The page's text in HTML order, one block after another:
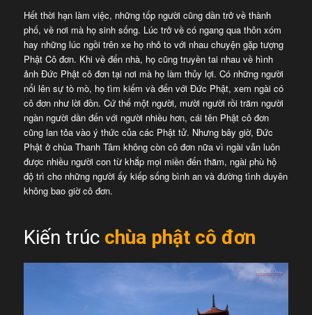
Hết thời hạn làm việc, những tốp người cũng dần trở về thành
phố, về nơi mà họ sinh sống. Lúc trở về có ngang qua thôn xóm
hay những lúc ngồi trên xe họ nhỏ to với nhau chuyện gặp tượng
Phật Cô đơn. Khi về đến nhà, họ cũng truyền tai nhau về hình
ảnh Đức Phật cô đơn tại nơi mà họ làm thủy lợi. Có những người
nổi lên sự tò mò, họ tìm kiếm và đến với Đức Phật, xem ngài có
cô đơn như lời đồn. Cứ thế một người, mười người rồi trăm người
ngàn người dần đến với người nhiều hơn, cái tên Phật cô đơn
cũng lan tỏa vào ý thức của các Phật tử. Nhưng bây giờ, Đức
Phật ở chùa Thanh Tâm không còn cô đơn nữa vì ngài vẫn luôn
được nhiều người con từ khắp mọi miền đến thăm, ngài phù hộ
độ trì cho những người ấy kiếp sống bình an và đường tình duyên
không bao giờ cô đơn.
Kiến trúc chùa phật cô đơn